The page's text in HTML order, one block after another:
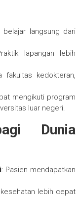
belajar langsung dari
lapangan lebih
fakultas kedokteran,
mengikuti program
luar negeri.
Dunia
: Pasien mendapatkan
lebih cepat